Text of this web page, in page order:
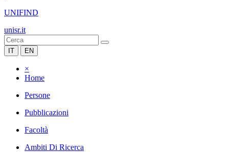
UNIFIND
unisr.it
IT EN
×
Home
Persone
Pubblicazioni
Facoltà
Ambiti Di Ricerca